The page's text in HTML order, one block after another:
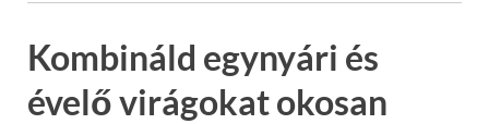
Kombináld egynyári és
évelő virágokat okosan